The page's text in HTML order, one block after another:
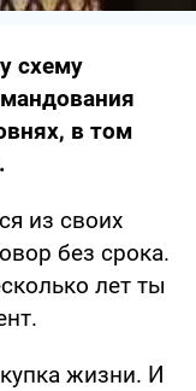
схему
в том
из своих
без срока.
лет ты
жизни. И